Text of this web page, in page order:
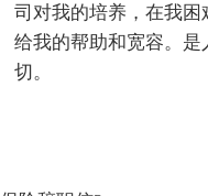
司对我的培养，在我
给我的帮助和宽容。
切。